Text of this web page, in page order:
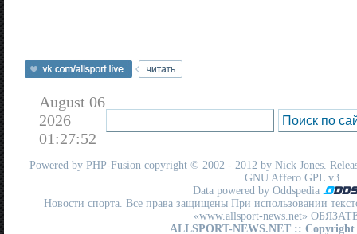
August 06
2026
01:27:52
Powered by PHP-Fusion copyright © 2002 - 2012 by Nick Jones.
GNU Affero GPL v3.
Data powered by Oddspedia
Новости спорта. Все права защищены При использовании
«www.allsport-news.net»
ALLSPORT-NEWS.NET :: Copyright